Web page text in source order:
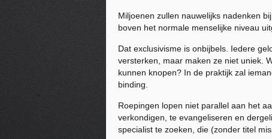
Miljoenen zullen nauwelijks nadenken
boven het normale menselijke niveau
Dat exclusivisme is onbijbels. Iedere
versterken, maar maken ze niet uniek.
kunnen knopen? In de praktijk zal
binding.
Roepingen lopen niet parallel aan het
verkondigen, te evangeliseren en
specialist te zoeken, die (zonder titel